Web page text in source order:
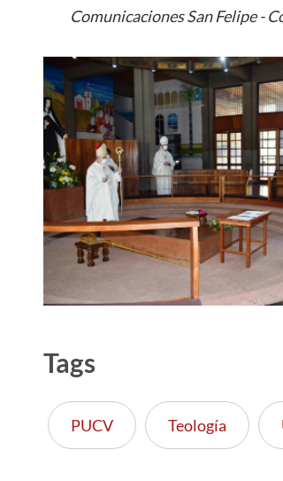
Comunicaciones San Felipe -
Tags
PUCV Teología